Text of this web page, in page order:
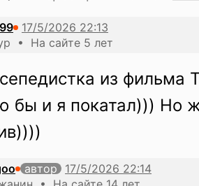
• На сайте 5 лет
из фильма
бы и я покатал))) Но
автор